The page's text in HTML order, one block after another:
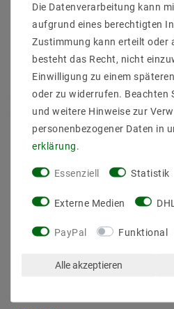
Barrierefreiheitserklärung
Vertrag widerrufen
SICHER BEZAHLEN
Die Datenverarbeitung kann
aufgrund eines berechtigten
Zustimmung kann erteilt oder
besteht das Recht, nicht
Einwilligung zu einem
oder zu widerrufen. Beachten
und weitere Hinweise zur
personenbezogener Daten in
erklärung.
Essenziell Statistik
Externe Medien
PayPal Funktional
Alle akzeptieren